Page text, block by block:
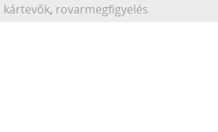
kártevők, rovarmegfigyelés